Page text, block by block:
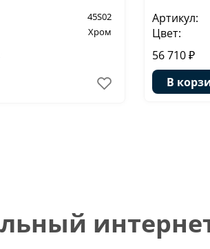
45S02
Хром
Артикул:
Цвет:
56 710 ₽
В